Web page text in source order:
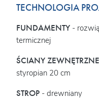
TECHNOLOGIA
FUNDAMENTY -
termicznej
ŚCIANY ZEWNĘTRZNE
styropian 20 cm
STROP - drewniany